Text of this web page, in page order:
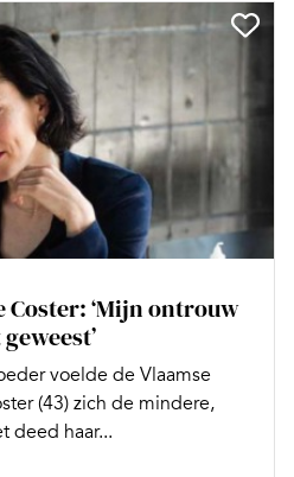
Coster: ‘Mijn ontrouw
voelde de Vlaamse
(43) zich de mindere,
deed haar...